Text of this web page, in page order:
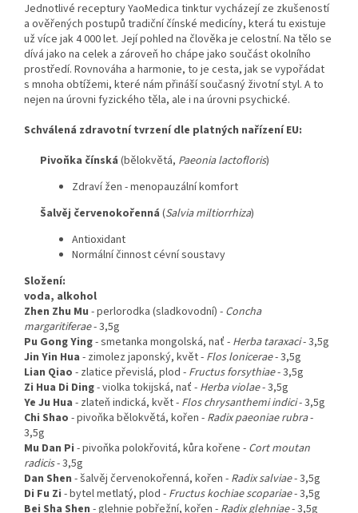
Jednotlivé receptury YaoMedica tinktur vycházejí ze zkušeností
a ověřených postupů tradiční čínské medicíny, která tu existuje
už více jak 4 000 let. Její pohled na člověka je celostní. Na tělo se
dívá jako na celek a zároveň ho chápe jako součást okolního
prostředí. Rovnováha a harmonie, to je cesta, jak se vypořádat
s mnoha obtížemi, které nám přináší současný životní styl. A to
nejen na úrovni fyzického těla, ale i na úrovni psychické.
Schválená zdravotní tvrzení dle platných nařízení EU:
Pivoňka čínská (bělokvětá, Paeonia lactofloris)
Zdraví žen - menopauzální komfort
Šalvěj červenokořenná (Salvia miltiorrhiza)
Antioxidant
Normální činnost cévní soustavy
Složení:
voda, alkohol
Zhen Zhu Mu -perlorodka (sladkovodní) - Concha
margaritiferae- 3,5g
Pu Gong Ying-smetanka mongolská, nať - Herba taraxaci- 3,5g
Jin Yin Hua - zimolez japonský, květ- Flos lonicerae- 3,5g
Lian Qiao - zlatice převislá, plod - Fructus forsythiae- 3,5g
Zi Hua Di Ding-violka tokijská, nať - Herba violae- 3,5g
Ye Ju Hua - zlateň indická, květ- Flos chrysanthemi indici- 3,5g
Chi Shao -pivoňka bělokvětá, kořen - Radix paeoniae rubra-
3,5g
Mu Dan Pi -pivoňka polokřovitá, kůra kořene - Cort moutan
radicis- 3,5g
Dan Shen -šalvěj červenokořenná, kořen - Radix salviae- 3,5g
Di Fu Zi -bytel metlatý, plod - Fructus kochiae scopariae- 3,5g
Bei Sha Shen - glehnie pobřežní, kořen - Radix glehniae- 3,5g